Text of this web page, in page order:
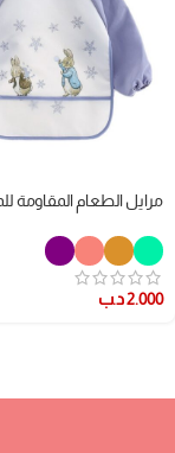
مرايل الطعام المقاومة
2.000د.ب